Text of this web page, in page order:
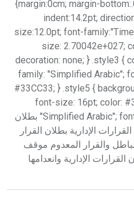
{margin:0cm; margin-
indent:14.2pt;
size:12.0pt; font-
size: 2.70042e+027;
decoration: none; } .style3 {
family: "Simplified Arabic";
#33CC33; } .style5 {
font-size: 16pt; color:
"Simplified Arabic"; font-size: 16pt; color: #33CC33; } بطلان
الإدارية بطلان القرار
الباطل والقرار المعدوم موقف
الإدارية وانعدامها